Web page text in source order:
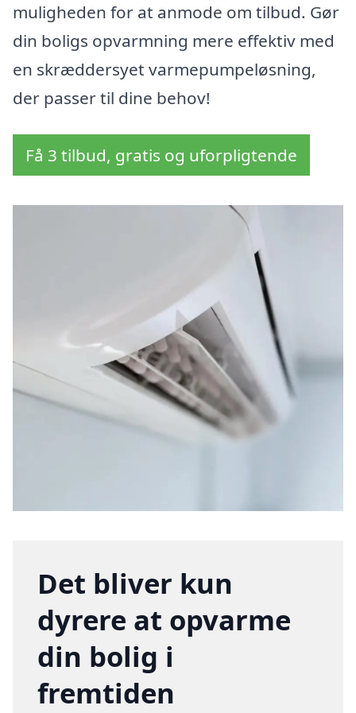
muligheden for at anmode om tilbud. Gør
din boligs opvarmning mere effektiv med
en skræddersyet varmepumpeløsning,
der passer til dine behov!
Få 3 tilbud, gratis og uforpligtende
Det bliver kun
dyrere at opvarme
din bolig i
fremtiden